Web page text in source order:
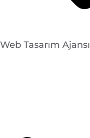
Web Tasarım Ajansı